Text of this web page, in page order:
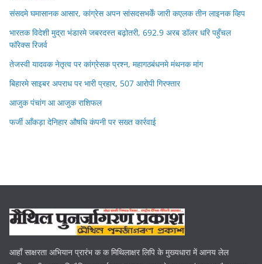
संसदमे घमासानक आसार, कांग्रेस अपन सांसदसभकेँ जारी कएलक तीन लाइनक व्हिप
भारतक विदेशी मुद्रा भंडारमे जबरदस्त बढ़ोतरी, 692.9 अरब डॉलर धरि पहुँचल
फॉरेक्स रिजर्व
तेजस्वी यादवक नेतृत्व पर कांग्रेसक प्रश्न, महागठबंधनमे मंथनक मांग
बिहारमे साइबर अपराध पर भारी प्रहार, 507 आरोपी गिरफ्तार
आजुक पंचांग आ आजुक राशिफल
फर्जी आँकड़ा देनिहार औषधि कंपनी पर सख्त कार्रवाई
आहाँ साक्षरता अभियान प्रारंभ क क मिथिलाक्षर लिपि के मुख्यधारा में आनय लेल